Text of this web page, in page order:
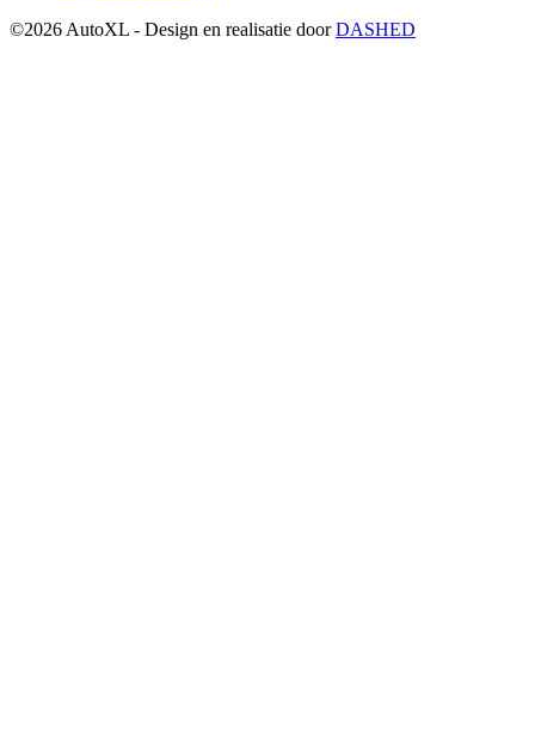
©2026 AutoXL - Design en realisatie doorDASHED